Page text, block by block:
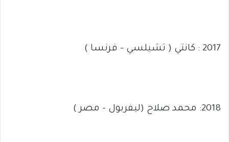
2017 : كانتي ( تشيلسي – فرنسا )
2018: محمد صلاح (ليفربول – مصر )